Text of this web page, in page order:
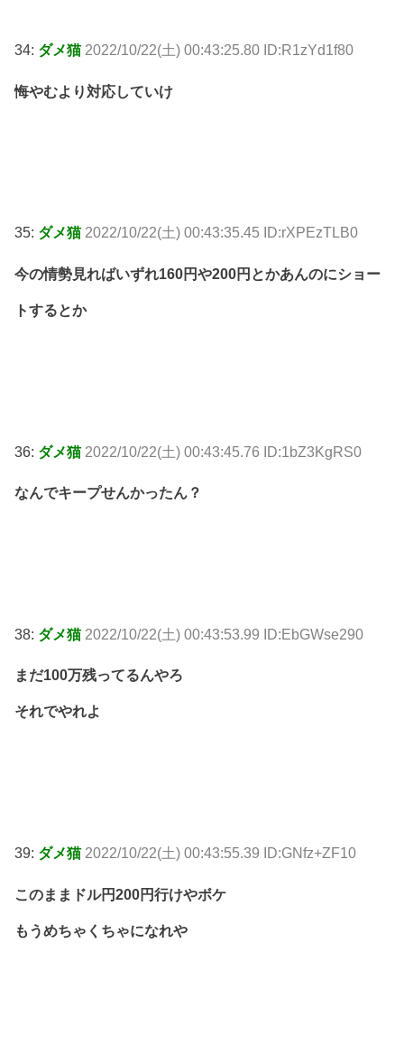
34: ダメ猫 2022/10/22(土) 00:43:25.80 ID:R1zYd1f80
悔やむより対応していけ
35: ダメ猫 2022/10/22(土) 00:43:35.45 ID:rXPEzTLB0
今の情勢見ればいずれ160円や200円とかあんのにショー
トするとか
36: ダメ猫 2022/10/22(土) 00:43:45.76 ID:1bZ3KgRS0
なんでキープせんかったん？
38: ダメ猫 2022/10/22(土) 00:43:53.99 ID:EbGWse290
まだ100万残ってるんやろ
それでやれよ
39: ダメ猫 2022/10/22(土) 00:43:55.39 ID:GNfz+ZF10
このままドル円200円行けやボケ
もうめちゃくちゃになれや